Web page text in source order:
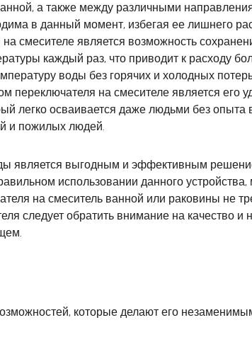
а также между различными
в данный момент, избегая ее лишнего
смесителе является возможность
каждый раз, что приводит к расходу
воды без горячих и холодных
на смесителе является его
легко осваивается даже людьми без опыта
и пожилых людей.
является выгодным и эффективным
использовании данного
на смеситель ванной или раковины не
следует обратить внимание на качество и
которые делают его